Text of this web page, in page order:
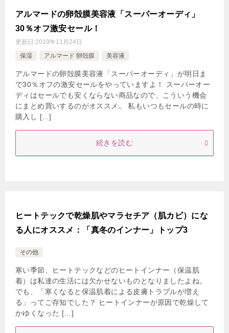
アルマードの卵殻膜美容液「スーパーオーディ」
30％オフ激安セール！
更新日:2019年11月24日
保湿
アルマード 卵殻膜 美容液
アルマードの卵殻膜美容液「スーパーオーディ」が明日ま
で30％オフの激安セールをやっていますよ！ スーパーオー
ディはセールでも安くならない商品なので、こういう機会
にまとめ買いするのがオススメ。 私もいつもセールの時に
購入し […]
続きを読む
ヒートテックで乾燥肌やマラセチア（肌カビ）にな
る人にオススメ：「真冬のインナー」トップ3
その他
寒い季節、ヒートテックなどのヒートインナー（保温肌
着）は私達の生活には欠かせないものとなりましたよね。
でも、「寒くなると保温肌着による皮膚トラブルが増え
る」ってご存知でした？ ヒートインナーが原因で乾燥して
かゆくなった […]